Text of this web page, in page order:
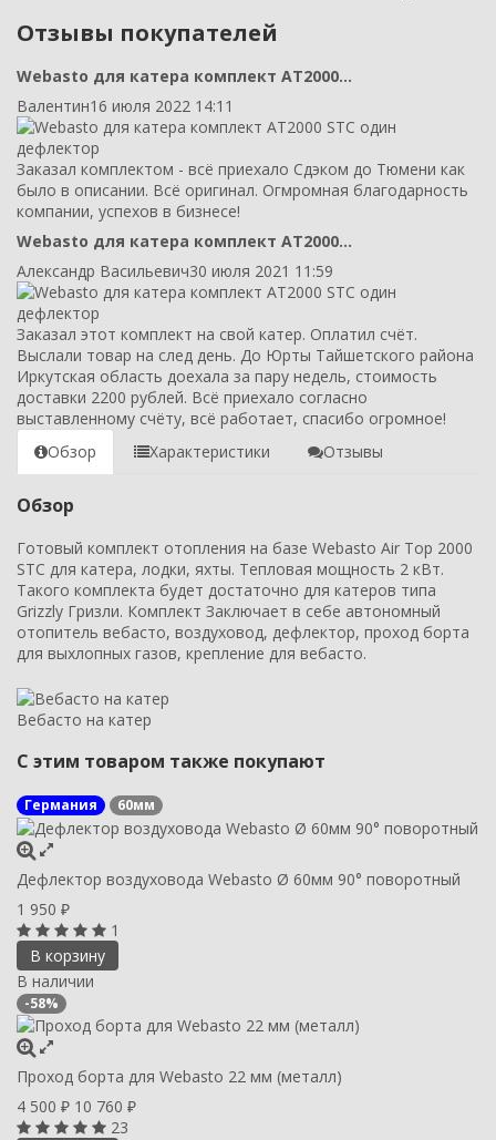
Отзывы покупателей
Webasto для катера комплект AT2000...
Валентин16 июля 2022 14:11
Заказал комплектом - всё приехало Сдэком до Тюмени как
было в описании. Всё оригинал. Огмромная благодарность
компании, успехов в бизнесе!
Webasto для катера комплект AT2000...
Александр Васильевич30 июля 2021 11:59
Заказал этот комплект на свой катер. Оплатил счёт.
Выслали товар на след день. До Юрты Тайшетского района
Иркутская область доехала за пару недель, стоимость
доставки 2200 рублей. Всё приехало согласно
выставленному счёту, всё работает, спасибо огромное!
Обзор
Характеристики Отзывы
Обзор
Готовый комплект отопления на базе Webasto Air Top 2000
STC для катера, лодки, яхты. Тепловая мощность 2 кВт.
Такого комплекта будет достаточно для катеров типа
Grizzly Гризли. Комплект Заключает в себе автономный
отопитель вебасто, воздуховод, дефлектор, проход борта
для выхлопных газов, крепление для вебасто.
Вебасто на катер
С этим товаром также покупают
Германия 60мм
Дефлектор воздуховода Webasto Ø 60мм 90° поворотный
1 950 ₽
1
В корзину
В наличии
-58%
Проход борта для Webasto 22 мм (металл)
4 500 ₽ 10 760 ₽
23